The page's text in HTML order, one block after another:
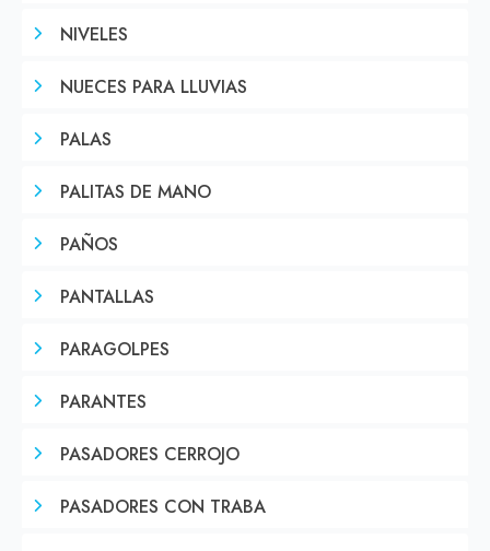
NIVELES
NUECES PARA LLUVIAS
PALAS
PALITAS DE MANO
PAÑOS
PANTALLAS
PARAGOLPES
PARANTES
PASADORES CERROJO
PASADORES CON TRABA